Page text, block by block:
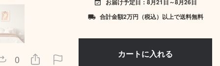
0
event_available
local_shipping 合計金額2万円（税込）以上で送料無料